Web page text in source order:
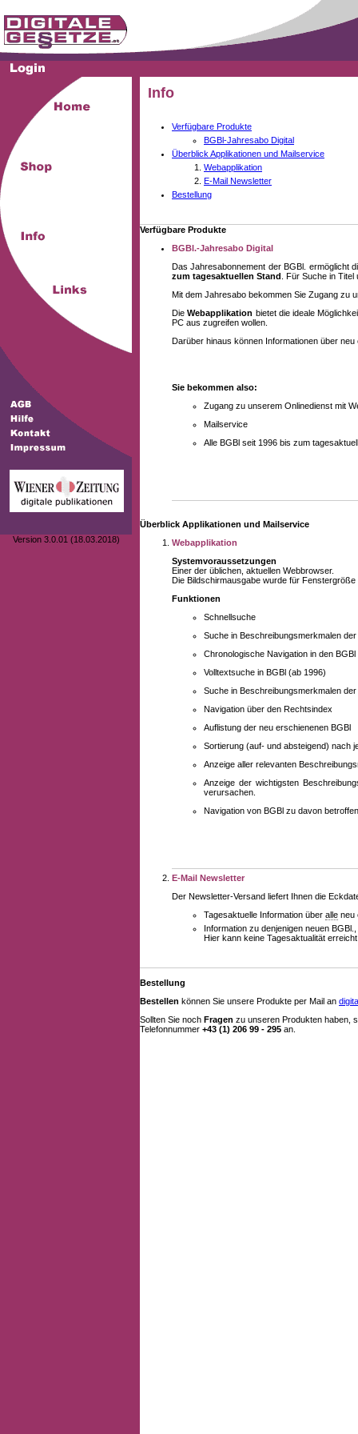
Version 3.0.01 (18.03.2018)
Info
Verfügbare Produkte
BGBl-Jahresabo Digital
Überblick Applikationen und Mailservice
Webapplikation
E-Mail Newsletter
Bestellung
Verfügbare Produkte
BGBl.-Jahresabo Digital
Das Jahresabonnement der BGBl. ermöglicht
zum tagesaktuellen Stand . Für Suche in
Mit dem Jahresabo bekommen Sie Zugang zu
DieWebapplikation bietet die ideale
PC aus zugreifen wollen.
Darüber hinaus können Informationen über
Sie bekommen also:
Zugang zu unserem Onlinedienst mit
Mailservice
Alle BGBl seit 1996 bis zum
Überblick Applikationen und Mailservice
Webapplikation
Systemvoraussetzungen
Einer der üblichen, aktuellen Webbrowser.
Die Bildschirmausgabe wurde für
Funktionen
Schnellsuche
Suche in Beschreibungsmerkmalen
Chronologische Navigation in den BGBl
Volltextsuche in BGBl (ab 1996)
Suche in Beschreibungsmerkmalen
Navigation über den Rechtsindex
Auflistung der neu erschienenen BGBl
Sortierung (auf- und absteigend) nach
Anzeige aller relevanten
Anzeige der wichtigsten
verursachen.
Navigation von BGBl zu davon
E-Mail Newsletter
Der Newsletter-Versand liefert Ihnen die
Tagesaktuelle Information über alle neu
Information zu denjenigen neuen
Hier kann keine Tagesaktualität
Bestellung
Bestellen können Sie unsere Produkte per Mail an
Sollten Sie noch Fragen zu unseren Produkten haben,
Telefonnummer +43 (1) 206 99 - 295 an.